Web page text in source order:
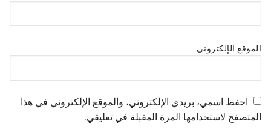
الموقع الإلكتروني
احفظ اسمي، بريدي الإلكتروني، والموقع الإلكتروني في هذا
المتصفح لاستخدامها المرة المقبلة في تعليقي.